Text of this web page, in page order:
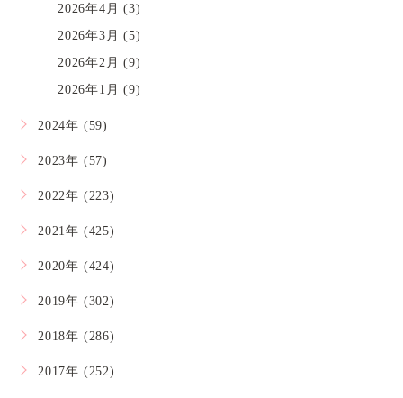
2026年4月 (3)
2026年3月 (5)
2026年2月 (9)
2026年1月 (9)
2024年 (59)
2023年 (57)
2022年 (223)
2021年 (425)
2020年 (424)
2019年 (302)
2018年 (286)
2017年 (252)